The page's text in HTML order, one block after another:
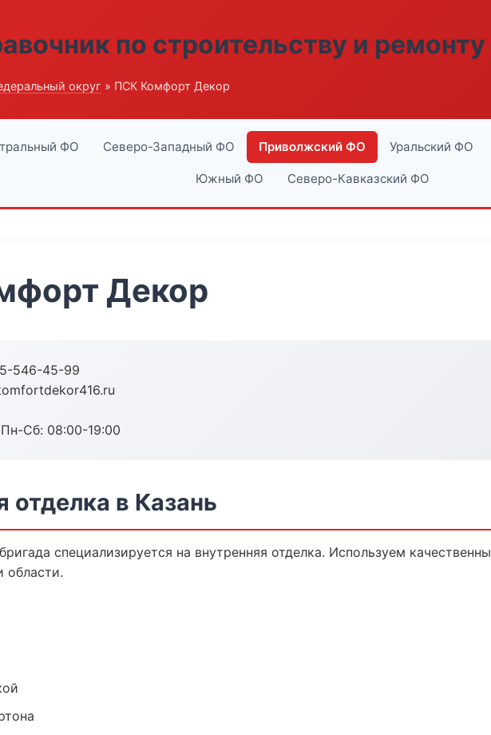
по строительству и ремонту
округ » ПСК Комфорт Декор
ФО Северо-Западный ФО Приволжский ФО Уральский ФО
Южный ФО Северо-Кавказский ФО
Декор
546-45-99
Пн-Сб: 08:00-19:00
отделка в Казань
специализируется на внутренняя отделка. Используем
области.